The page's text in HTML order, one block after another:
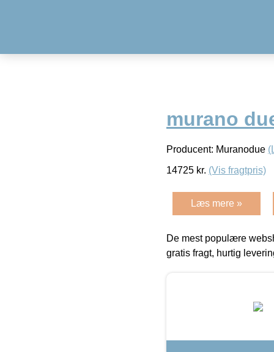
murano
Producent: Muranodue
14725 kr. (Vis fragtpris)
Læs mere »
De mest populære
gratis fragt, hurtig